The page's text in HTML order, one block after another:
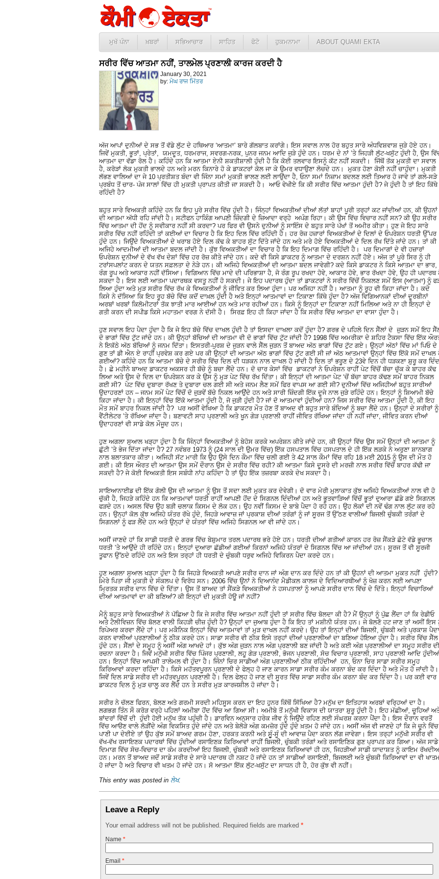
ਮੁਖੱ ਪੰਨਾ ਖ਼ਬਰਾਂ ਸਭਿਆਚਾਰ ਸਾਹਿਤ ਫੋਟੋ ਹੁਕਮਨਾਮਾ ABOUT QUAMI EKTA
ਸਰੀਰ ਵਿੱਚ ਆਤਮਾ ਨਹੀਂ, ਤਾਲਮੇਲ ਪ੍ਰਣਾਲੀ ਕਾਰਜ ਕਰਦੀ ਹੈ
January 30, 2021
by: ਮੇਘ ਰਾਜ ਮਿੱਤਰ
ਅੱਜ ਆਪਾਂ ਦੁਨੀਆਂ ਦੇ ਸਭ ਤੋਂ ਵੱਡੇ ਲੁੱਟ ਦੇ ਹਥਿਆਰ ‘ਆਤਮਾ’ ਬਾਰੇ ਗੱਲਬਾਤ ਕਰਾਂਗੇ। ਇਸ ਸਵਾਲ ਨਾਲ ਹੋਰ ਬਹੁਤ ਸਾਰੇ ਅੰਧਵਿਸ਼ਵਾਸ਼ ਜੁੜੇ ਹੋਏ ਹਨ।
ਜਿਵੇਂ ਮੁਕਤੀ, ਭੂਤਾਂ, ਪ੍ਰੇਤਾਂ, ਯਮਦੂਤ, ਧਰਮਰਾਜ, ਸਵਰਗ-ਨਰਕ, ਪੁਨਰ ਜਨਮ ਆਦਿ ਜੁੜੇ ਹੁੰਦੇ ਹਨ। ਧਰਮ ਦੇ ਨਾਂ ’ਤੇ ਜਿਹੜੀ ਲੁੱਟ-ਖਸੁੱਟ ਹੁੰਦੀ ਹੈ, ਉਸ
ਆਤਮਾ ਦਾ ਵੱਡਾ ਰੋਲ ਹੈ। ਕਹਿੰਦੇ ਹਨ ਕਿ ਆਤਮਾ ਏਨੀ ਸ਼ਕਤੀਸ਼ਾਲੀ ਹੁੰਦੀ ਹੈ ਕਿ ਕੋਈ ਤਲਵਾਰ ਇਸਨੂੰ ਕੱਟ ਨਹੀਂ ਸਕਦੀ। ਜਿੱਥੋਂ ਤੱਕ ਮੁਕਤੀ ਦਾ ਸਵਾਲ
ਹੈ, ਕਰੋੜਾਂ ਲੋਕ ਮੁਕਤੀ ਭਾਲਦੇ ਹਨ ਅਤੇ ਮਰਨ ਕਿਨਾਰੇ ਹੋ ਕੇ ਡਾਕਟਰਾਂ ਕੋਲ ਜਾ ਕੇ ਉਮਰ ਵਧਾਉਣਾ ਲੋਚਦੇ ਹਨ। ਮੁਕਤ ਹੋਣਾ ਕੋਈ ਨਹੀਂ ਚਾਹੁੰਦਾ। ਮੁਕਤੀ
ਲੱਭਣ ਵਾਲਿਆਂ ਦਾ ਜੇ 10 ਪ੍ਰਤੀਸ਼ਤ ਬੰਦਾ ਵੀ ਜਿੰਨਾ ਸਮਾਂ ਮੁਕਤੀ ਭਾਲਣ ਲਈ ਲਾਉਂਦਾ ਹੈ, ਓਨਾ ਸਮਾਂ ਨਿਜ਼ਾਮ ਬਦਲਣ ਲਈ ਤਿਆਰ ਹੋ ਜਾਵੇ ਤਾਂ ਗਲੇ-ਸੜੇ
ਪ੍ਰਬੰਧ ਤੋਂ ਚਾਰ- ਪੰਜ ਸਾਲਾਂ ਵਿੱਚ ਹੀ ਮੁਕਤੀ ਪ੍ਰਾਪਤ ਕੀਤੀ ਜਾ ਸਕਦੀ ਹੈ। ਆਓ ਵੇਖੀਏ ਕਿ ਕੀ ਸਰੀਰ ਵਿੱਚ ਆਤਮਾ ਹੁੰਦੀ ਹੈ? ਜੇ ਹੁੰਦੀ ਹੈ ਤਾਂ ਇਹ ਕਿੱਥੇ
ਰਹਿੰਦੀ ਹੈ?
ਬਹੁਤ ਸਾਰੇ ਵਿਅਕਤੀ ਕਹਿੰਦੇ ਹਨ ਕਿ ਇਹ ਪੂਰੇ ਸਰੀਰ ਵਿੱਚ ਹੁੰਦੀ ਹੈ। ਜਿੰਨ੍ਹਾਂ ਵਿਅਕਤੀਆਂ ਦੀਆਂ ਲੱਤਾਂ ਬਾਹਾਂ ਪੂਰੀ ਤਰ੍ਹਾਂ ਕਟ ਜਾਂਦੀਆਂ ਹਨ, ਕੀ ਉਹਨਾਂ
ਦੀ ਆਤਮਾ ਅੱਧੀ ਰਹਿ ਜਾਂਦੀ ਹੈ। ਸਟੀਫਨ ਹਾਕਿੰਗ ਆਪਣੀ ਜ਼ਿੰਦਗੀ ਦੇ ਜ਼ਿਆਦਾ ਵਰ੍ਹੇ ਅਪੰਗ ਰਿਹਾ। ਕੀ ਉਸ ਵਿੱਚ ਵਿਚਾਰ ਨਹੀਂ ਸਨ? ਕੀ ਉਹ ਸਰੀਰ
ਵਿੱਚ ਆਤਮਾ ਦੀ ਹੋਂਦ ਨੂੰ ਸਵੀਕਾਰ ਨਹੀਂ ਸੀ ਕਰਦਾ? ਪਰ ਫਿਰ ਵੀ ਉਸਨੇ ਦੁਨੀਆਂ ਨੂੰ ਸਾਇੰਸ ਦੇ ਬਹੁਤ ਸਾਰੇ ਪੱਖਾਂ ਤੋਂ ਅਮੀਰ ਕੀਤਾ। ਹੁਣ ਜੇ ਇਹ ਸਾਰੇ
ਸਰੀਰ ਵਿੱਚ ਨਹੀਂ ਰਹਿੰਦੀ ਤਾਂ ਕਈਆਂ ਦਾ ਵਿਚਾਰ ਹੈ ਕਿ ਇਹ ਦਿਲ ਵਿੱਚ ਰਹਿੰਦੀ ਹੈ। ਹਰ ਰੋਜ਼ ਹਜ਼ਾਰਾਂ ਵਿਅਕਤੀਆਂ ਦੇ ਦਿਲਾਂ ਦੇ ਓਪਰੇਸ਼ਨ ਧਰਤੀ ਉੱਪਰ
ਹੁੰਦੇ ਹਨ। ਜਿਉਂਦੇ ਵਿਅਕਤੀਆਂ ਦੇ ਖਰਾਬ ਹੋਏ ਦਿਲ ਕੱਢ ਕੇ ਬਾਹਰ ਸੁੱਟ ਦਿੱਤੇ ਜਾਂਦੇ ਹਨ ਅਤੇ ਮਰੇ ਹੋਏ ਵਿਅਕਤੀਆਂ ਦੇ ਦਿਲ ਰੱਖ ਦਿੱਤੇ ਜਾਂਦੇ ਹਨ। ਤਾਂ ਕੀ
ਅਜਿਹੇ ਆਦਮੀਆਂ ਦੀ ਆਤਮਾ ਬਦਲ ਜਾਂਦੀ ਹੈ। ਕੁੱਝ ਵਿਅਕਤੀਆਂ ਦਾ ਵਿਚਾਰ ਹੈ ਕਿ ਇਹ ਦਿਮਾਗ ਵਿੱਚ ਰਹਿੰਦੀ ਹੈ। ਪਰ ਦਿਮਾਗਾਂ ਦੇ ਵੀ ਹਜ਼ਾਰਾਂ
ਓਪਰੇਸ਼ਨ ਦੁਨੀਆਂ ਦੇ ਵੱਖ ਵੱਖ ਦੇਸ਼ਾਂ ਵਿੱਚ ਹਰ ਰੋਜ਼ ਕੀਤੇ ਜਾਂਦੇ ਹਨ। ਕਦੇ ਵੀ ਕਿਸੇ ਡਾਕਟਰ ਨੂੰ ਆਤਮਾ ਦੇ ਦਰਸ਼ਨ ਨਹੀਂ ਹੋਏ। ਅੱਜ ਤਾਂ ਪੂਰੇ ਸਿਰ ਨੂੰ ਹੀ
ਟਰਾਂਸਪਲਾਂਟ ਕਰਨ ਦੇ ਯਤਨ ਸਫ਼ਲਤਾ ਦੇ ਨੇੜੇ ਹਨ। ਕੀ ਅਜਿਹੇ ਵਿਅਕਤੀਆਂ ਦੀ ਆਤਮਾ ਬਦਲ ਜਾਵੇਗੀ? ਕਦੇ ਕਿਸੇ ਡਾਕਟਰ ਨੇ ਕਿਸੇ ਆਤਮਾ ਦਾ ਭਾਰ,
ਰੰਗ ਰੂਪ ਅਤੇ ਆਕਾਰ ਨਹੀਂ ਦੱਸਿਆ। ਵਿਗਿਆਨ ਵਿੱਚ ਮਾਦੇ ਦੀ ਪਰਿਭਾਸ਼ਾ ਹੈ, ਜੋ ਰੰਗ ਰੂਪ ਰਖਦਾ ਹੋਵੇ, ਆਕਾਰ ਹੋਵੇ, ਭਾਰ ਰੱਖਦਾ ਹੋਵੇ, ਉਹ ਹੀ ਪਦਾਰਥ
ਸਕਦਾ ਹੈ। ਇਸ ਲਈ ਆਤਮਾ ਪਦਾਰਥਕ ਵਸਤੂ ਨਹੀਂ ਹੋ ਸਕਦੀ। ਜੇ ਇਹ ਪਦਾਰਥ ਹੁੰਦਾ ਤਾਂ ਡਾਕਟਰਾਂ ਨੇ ਸਰੀਰ ਵਿੱਚੋਂ ਨਿਕਲਣ ਸਮੇਂ ਇਸ (ਆਤਮਾ) ਨੂੰ
ਲਿਆ ਹੁੰਦਾ ਅਤੇ ਮੁੜ ਸਰੀਰ ਵਿੱਚ ਰੱਖ ਕੇ ਵਿਅਕਤੀਆਂ ਨੂੰ ਜੀਵਿਤ ਕਰ ਲਿਆ ਹੁੰਦਾ। ਪਰ ਅਜਿਹਾ ਨਹੀਂ ਹੈ। ਆਤਮਾ ਨੂੰ ਰੂਹ ਵੀ ਕਿਹਾ ਜਾਂਦਾ ਹੈ। ਕਦੇ
ਕਿਸੇ ਨੇ ਦੱਸਿਆ ਕਿ ਇਹ ਰੂਹ ਬੱਚੇ ਵਿੱਚ ਕਦੋਂ ਦਾਖ਼ਲ ਹੁੰਦੀ ਹੈ ਅਤੇ ਇਨ੍ਹਾਂ ਆਤਮਾਵਾਂ ਦਾ ਟਿਕਾਣਾ ਕਿੱਥੇ ਹੁੰਦਾ ਹੈ? ਅੱਜ ਵਿਗਿਆਨਕਾਂ ਦੀਆਂ ਦੂਰਬੀਨਾਂ
ਅਰਬਾਂ ਖਰਬਾਂ ਕਿਲੋਮੀਟਰਾਂ ਤੱਕ ਝਾਤੀ ਮਾਰ ਆਈਆਂ ਹਨ ਅਤੇ ਮਾਰ ਰਹੀਆਂ ਹਨ। ਕਿਸੇ ਨੂੰ ਇਨ੍ਹਾਂ ਦਾ ਟਿਕਾਣਾ ਨਹੀਂ ਮਿਲਿਆ ਅਤੇ ਨਾ ਹੀ ਇਨ੍ਹਾਂ ਦੇ
ਗਤੀ ਕਰਨ ਦੀ ਸਪੀਡ ਕਿਸੇ ਮਹਾਤਮਾ ਵਰਗ ਨੇ ਦੱਸੀ ਹੈ। ਸਿਰਫ਼ ਇਹ ਹੀ ਕਿਹਾ ਜਾਂਦਾ ਹੈ ਕਿ ਸਰੀਰ ਵਿੱਚ ਆਤਮਾ ਦਾ ਵਾਸਾ ਹੁੰਦਾ ਹੈ।
ਹੁਣ ਸਵਾਲ ਇਹ ਪੈਦਾ ਹੁੰਦਾ ਹੈ ਕਿ ਜੇ ਇਹ ਬੱਚੇ ਵਿੱਚ ਦਾਖਲ ਹੁੰਦੀ ਹੈ ਤਾਂ ਇਸਦਾ ਦਾਖਲਾ ਕਦੋਂ ਹੁੰਦਾ ਹੈ? ਗਰਭ ਦੇ ਪਹਿਲੇ ਦਿਨ ਸੈੱਲਾਂ ਦੇ ਜੁੜਨ ਸਮੇਂ ਇਹ
ਦੋ ਭਾਗਾਂ ਵਿੱਚ ਟੁੱਟ ਜਾਂਦੇ ਹਨ। ਕੀ ਉਨ੍ਹਾਂ ਬੱਚਿਆਂ ਦੀ ਆਤਮਾ ਵੀ ਦੋ ਭਾਗਾਂ ਵਿੱਚ ਟੁੱਟ ਜਾਂਦੀ ਹੈ? 1998 ਵਿੱਚ ਅਮਰੀਕਾ ਦੇ ਸ਼ਹਿਰ ਟੈਕਸਾ ਵਿੱਚ ਇੱਕ
ਨੇ ਇਕੱਠੇ ਅੱਠ ਬੱਚਿਆਂ ਨੂੰ ਜਨਮ ਦਿੱਤਾ। ਇਸਤਰੀ-ਪੁਰਸ਼ ਦੇ ਜੁੜਨ ਵਾਲੇ ਸੈੱਲ ਜੁੜਨ ਤੋਂ ਬਾਅਦ ਅੱਠ ਭਾਗਾਂ ਵਿੱਚ ਟੁੱਟ ਗਏ। ਉਨ੍ਹਾਂ ਅੱਠਾਂ ਵਿੱਚ ਮਾਂ ਪਿਓ ਦੇ
ਗੁਣ ਤਾਂ ਡੀ ਐਨ ਏ ਰਾਹੀਂ ਪ੍ਰਵੇਸ਼ ਕਰ ਗਏ ਪਰ ਕੀ ਉਨ੍ਹਾਂ ਦੀ ਆਤਮਾ ਅੱਠ ਭਾਗਾਂ ਵਿੱਚ ਟੁੱਟ ਗਈ ਸੀ ਜਾਂ ਅੱਠ ਆਤਮਾਵਾਂ ਉਨ੍ਹਾਂ ਵਿੱਚ ਇੱਕੋ ਸਮੇਂ ਦਾਖਲ
ਗਈਆਂ? ਕਹਿੰਦੇ ਹਨ ਕਿ ਆਤਮਾ ਬੱਚੇ ਦੇ ਸਰੀਰ ਵਿੱਚ ਦਿਲ ਦੀ ਧੜਕਨ ਨਾਲ ਦਾਖਲ ਹੋ ਜਾਂਦੀ ਹੈ ਦਿਲ ਤਾਂ ਭਰੂਣ ਦੇ 23ਵੇ ਦਿਨ ਹੀ ਧੜਕਣਾ ਸ਼ੁਰੂ ਕਰ
ਹੈ। ਛੇ ਮਹੀਨੇ ਬਾਅਦ ਡਾਕਟਰ ਅਕਸਰ ਹੀ ਬੱਚੇ ਨੂੰ ਬਚਾ ਲੈਂਦੇ ਹਨ। ਦੋ ਚਾਰ ਕੇਸਾਂ ਵਿੱਚ ਡਾਕਟਰਾਂ ਨੇ ਓਪਰੇਸ਼ਨ ਰਾਹੀਂ ਪੇਟ ਵਿੱਚੋਂ ਬੱਚਾ ਚੁੱਕ ਕੇ ਬਾਹਰ ਕੱਢ
ਲਿਆ ਅਤੇ ਉਸ ਦੇ ਦਿਲ ਦਾ ਓਪਰੇਸ਼ਨ ਕਰ ਕੇ ਉਸ ਨੂੰ ਮੁੜ ਪੇਟ ਵਿੱਚ ਰੱਖ ਦਿੱਤਾ। ਕੀ ਇਨ੍ਹਾਂ ਦੀ ਆਤਮਾ ਪੇਟ ‘ਚੋਂ ਬੱਚਾ ਬਾਹਰ ਕੱਢਣ ਸਮੇਂ ਬਾਹਰ ਨਿਕਲ
ਗਈ ਸੀ? ਪੇਟ ਵਿੱਚ ਦੁਬਾਰਾ ਰੱਖਣ ਤੇ ਦੁਬਾਰਾ ਚਲ ਗਈ ਸੀ ਅਤੇ ਜਨਮ ਲੈਣ ਸਮੇਂ ਫਿਰ ਵਾਪਸ ਆ ਗਈ ਸੀ? ਦੁਨੀਆਂ ਵਿੱਚ ਅਜਿਹੀਆਂ ਬਹੁਤ ਸਾਰੀਆਂ
ਉਦਾਹਰਣਾਂ ਹਨ – ਜਨਮ ਸਮੇਂ ਪੇਟ ਵਿੱਚੋਂ ਦੋ ਜੁੜਵੇਂ ਬੱਚੇ ਨਿਕਲ ਆਉਂਦੇ ਹਨ ਅਤੇ ਸਾਰੀ ਜ਼ਿੰਦਗੀ ਇੱਕ ਦੂਜੇ ਨਾਲ ਜੁੜੇ ਰਹਿੰਦੇ ਹਨ। ਇਨ੍ਹਾਂ ਨੂੰ ਸ਼ਿਆਮੀ ਬੱਚੇ
ਕਿਹਾ ਜਾਂਦਾ ਹੈ। ਕੀ ਇਨ੍ਹਾਂ ਵਿੱਚ ਇੱਕੋ ਆਤਮਾ ਹੁੰਦੀ ਹੈ, ਜੋ ਜੁੜੀ ਹੁੰਦੀ ਹੈ? ਜਾਂ ਦੋ ਆਤਮਾਵਾਂ ਹੁੰਦੀਆਂ ਹਨ? ਜਿਸ ਸਰੀਰ ਵਿੱਚ ਆਤਮਾ ਹੁੰਦੀ ਹੈ, ਕੀ ਇਹ
ਮੌਤ ਸਮੇਂ ਬਾਹਰ ਨਿਕਲ ਜਾਂਦੀ ਹੈ? ਪਰ ਅਸੀਂ ਵੇਖਿਆ ਹੈ ਕਿ ਡਾਕਟਰ ਮੌਤ ਹੋਣ ਤੋਂ ਬਾਅਦ ਵੀ ਬਹੁਤ ਸਾਰੇ ਬੰਦਿਆਂ ਨੂੰ ਬਚਾ ਲੈਂਦੇ ਹਨ। ਉਨ੍ਹਾਂ ਦੇ ਸਰੀਰਾਂ ਨੂੰ
ਵੈਂਟੀਲੇਟਰ ’ਤੇ ਰੱਖਿਆ ਜਾਂਦਾ ਹੈ। ਬਣਾਵਟੀ ਸਾਹ ਪ੍ਰਣਾਲੀ ਅਤੇ ਖੂਨ ਗੇੜ ਪ੍ਰਣਾਲੀ ਰਾਹੀਂ ਜੀਵਿਤ ਰੱਖਿਆ ਜਾਂਦਾ ਹੀ ਨਹੀਂ ਜਾਂਦਾ, ਜੀਵਿਤ ਕਰਨ ਦੀਆਂ
ਉਦਾਹਰਣਾਂ ਵੀ ਸਾਡੇ ਕੋਲ ਮੌਜੂਦ ਹਨ।
ਹੁਣ ਅਗਲਾ ਸੁਆਲ ਖੜ੍ਹਾ ਹੁੰਦਾ ਹੈ ਕਿ ਜਿੰਨ੍ਹਾਂ ਵਿਅਕਤੀਆਂ ਨੂੰ ਬੇਹੋਸ ਕਰਕੇ ਅਪਰੇਸ਼ਨ ਕੀਤੇ ਜਾਂਦੇ ਹਨ, ਕੀ ਉਨ੍ਹਾਂ ਵਿੱਚ ਉਸ ਸਮੇਂ ਉਨ੍ਹਾਂ ਦੀ ਆਤਮਾ ਨੂੰ
ਛੁੱਟੀ ’ਤੇ ਭੇਜ ਦਿੱਤਾ ਜਾਂਦਾ ਹੈ? 27 ਨਵੰਬਰ 1973 ਨੂੰ (24 ਸਾਲ ਦੀ ਉਮਰ ਵਿੱਚ) ਇੱਕ ਹਸਪਤਾਲ ਵਿੱਚ ਹਸਪਤਾਲ ਦੇ ਹੀ ਇੱਕ ਲੜਕੇ ਨੇ ਅਰੁਣਾ ਸ਼ਾਨਬਾਗ
ਨਾਲ ਬਲਾਤਕਾਰ ਕੀਤਾ। ਅਜਿਹੀ ਸੱਟ ਮਾਰੀ ਕਿ ਉਹ ਉਸੇ ਦਿਨ ਕੌਮਾ ਵਿੱਚ ਚਲੀ ਗਈ ਤੇ 42 ਸਾਲ ਕੌਮਾਂ ਵਿੱਚ ਰਹਿ 18 ਮਈ 2015 ਨੂੰ ਉਸ ਦੀ ਮੌਤ ਹੋ
ਗਈ। ਕੀ ਇਸ ਔਰਤ ਦੀ ਆਤਮਾ ਉਸ ਸਮੇਂ ਦੌਰਾਨ ਉਸ ਦੇ ਸਰੀਰ ਵਿੱਚ ਰਹੀ? ਕੀ ਆਤਮਾ ਕਿਸੇ ਦੂਸਰੇ ਦੀ ਮਰਜ਼ੀ ਨਾਲ ਸਰੀਰ ਵਿੱਚੋਂ ਬਾਹਰ ਕੱਢੀ ਜਾ
ਸਕਦੀ ਹੈ? ਜੇ ਕੋਈ ਵਿਅਕਤੀ ਇਸ ਸਬੰਧੀ ਨਾਂਹ ਕਹਿੰਦਾ ਹੈ ਤਾਂ ਉਹ ਇੱਕ ਤਜ਼ਰਬਾ ਕਰਕੇ ਦੇਖ ਸਕਦਾ ਹੈ।
ਸਾਇਆਨਾਈਡ ਦੀ ਇੱਕ ਗੋਲੀ ਉਸ ਦੀ ਆਤਮਾ ਨੂੰ ਉਸ ਤੋਂ ਸਦਾ ਲਈ ਮੁਕਤ ਕਰ ਦੇਵੇਗੀ। ਦੋ ਵਾਰ ਮੇਰੀ ਮੁਲਾਕਾਤ ਕੁੱਝ ਅਜਿਹੇ ਵਿਅਕਤੀਆਂ ਨਾਲ ਵੀ ਹੋ
ਚੁੱਕੀ ਹੈ, ਜਿਹੜੇ ਕਹਿੰਦੇ ਹਨ ਕਿ ਆਤਮਾਵਾਂ ਧਰਤੀ ਰਾਹੀਂ ਆਪਣੀ ਹੋਂਦ ਦੇ ਸਿਗਨਲ ਦਿੰਦੀਆਂ ਹਨ ਅਤੇ ਭੂਤਵਾੜਿਆਂ ਵਿੱਚੋਂ ਭੂਤਾਂ ਦੁਆਰਾ ਛੱਡੇ ਗਏ ਸਿਗਨਲ
ਫੜਦੇ ਹਨ। ਅਸਲ ਵਿੱਚ ਉਹ ਬੜੀ ਚਲਾਕ ਕਿਸਮ ਦੇ ਲੋਕ ਹਨ। ਉਹ ਨਵੀਂ ਕਿਸਮ ਦੇ ਬਾਬੇ ਪੈਦਾ ਹੋ ਰਹੇ ਹਨ। ਉਹ ਲੋਕਾਂ ਦੀ ਨਵੇਂ ਢੰਗ ਨਾਲ ਲੁੱਟ ਕਰ ਰਹੇ
ਹਨ। ਉਨ੍ਹਾਂ ਕੋਲ ਕੁੱਝ ਅਜਿਹੇ ਯੰਤਰ ਰੱਖੇ ਹੁੰਦੇ, ਜਿਹੜੇ ਆਵਾਜ਼ ਜਾਂ ਪ੍ਰਕਾਸ਼ ਦੀਆਂ ਤਰੰਗਾਂ ਨੂੰ ਜਾਂ ਸੂਰਜ ਤੋਂ ਉੱਠਣ ਵਾਲੀਆਂ ਬਿਜਲੀ ਚੁੰਬਕੀ ਤਰੰਗਾਂ ਦੇ
ਸਿਗਨਲਾਂ ਨੂੰ ਫੜ ਲੈਂਦੇ ਹਨ ਅਤੇ ਉਨ੍ਹਾਂ ਦੇ ਯੰਤਰਾਂ ਵਿੱਚ ਅਜਿਹੇ ਸਿਗਨਲ ਆ ਵੀ ਜਾਂਦੇ ਹਨ।
ਅਸੀਂ ਜਾਣਦੇ ਹਾਂ ਕਿ ਸਾਡੀ ਧਰਤੀ ਦੇ ਗਰਭ ਵਿੱਚ ਬੇਸ਼ੁਮਾਰ ਤਰਲ ਪਦਾਰਥ ਭਰੇ ਹੋਏ ਹਨ। ਧਰਤੀ ਦੀਆਂ ਗਤੀਆਂ ਕਾਰਨ ਹਰ ਰੋਜ਼ ਸੈਂਕੜੇ ਛੋਟੇ ਵੱਡੇ ਭੂਚਾਲ
ਧਰਤੀ ’ਤੇ ਆਉਂਦੇ ਹੀ ਰਹਿੰਦੇ ਹਨ। ਇਨ੍ਹਾਂ ਦੁਆਰਾ ਛੱਡੀਆਂ ਗਈਆਂ ਕਿਰਨਾਂ ਅਜਿਹੇ ਯੰਤਰਾਂ ਦੇ ਸਿਗਨਲ ਵਿੱਚ ਆ ਜਾਂਦੀਆਂ ਹਨ। ਸੂਰਜ ਤੋਂ ਵੀ ਸੂਰਜੀ
ਤੂਫਾਨ ਉੱਠਦੇ ਰਹਿੰਦੇ ਹਨ ਅਤੇ ਇਸ ਤਰ੍ਹਾਂ ਹੀ ਧਰਤੀ ਦੇ ਚੁੰਬਕੀ ਧਰੁਵ ਅਜਿਹੇ ਵਿਕਿਰਨ ਪੈਦਾ ਕਰਦੇ ਹਨ।
ਹੁਣ ਅਗਲਾ ਸੁਆਲ ਖੜ੍ਹਾ ਹੁੰਦਾ ਹੈ ਕਿ ਜਿਹੜੇ ਵਿਅਕਤੀ ਆਪਣੇ ਸਰੀਰ ਦਾਨ ਜਾਂ ਅੰਗ ਦਾਨ ਕਰ ਦਿੰਦੇ ਹਨ ਤਾਂ ਕੀ ਉਹਨਾਂ ਦੀ ਆਤਮਾ ਮੁਕਤ ਨਹੀਂ ਹੁੰਦੀ?
Îਮੇਰੇ ਪਿਤਾ ਜੀ ਮੁਕਤੀ ਦੇ ਸੰਕਲਪ ਦੇ ਵਿਰੋਧ ਸਨ। 2006 ਵਿੱਚ ਉਨਾਂ ਨੇ ਦਿਆਨੰਦ ਮੈਡੀਕਲ ਕਾਲਜ ਦੇ ਵਿਦਿਆਰਥੀਆਂ ਨੂੰ ਖੋਜ਼ ਕਰਨ ਲਈ ਆਪਣਾ
ਮ੍ਰਿਤਕ ਸਰੀਰ ਦਾਨ ਵਿੱਚ ਦੇ ਦਿੱਤਾ। ਉਸ ਤੋਂ ਬਾਅਦ ਤਾਂ ਸੈਂਕੜੇ ਵਿਅਕਤੀਆਂ ਨੇ ਹਸਪਤਾਲਾਂ ਨੂੰ ਆਪਣੇ ਸਰੀਰ ਦਾਨ ਵਿੱਚ ਦੇ ਦਿੱਤੇ। ਇਨ੍ਹਾਂ ਵਿਚਾਰਿਆਂ
ਦੀਆਂ ਆਤਮਾਵਾਂ ਦਾ ਕੀ ਬਣਿਆਂ? ਕੀ ਇਨ੍ਹਾਂ ਦੀ ਮੁਕਤੀ ਹੋਊ ਜਾਂ ਨਹੀਂ?
ਮੈਨੂੰ ਬਹੁਤ ਸਾਰੇ ਵਿਅਕਤੀਆਂ ਨੇ ਪੱਛਿਆ ਹੈ ਕਿ ਜੇ ਸਰੀਰ ਵਿੱਚ ਆਤਮਾ ਨਹੀਂ ਹੁੰਦੀ ਤਾਂ ਸਰੀਰ ਵਿੱਚ ਬੋਲਦਾ ਕੀ ਹੈ? ਮੈਂ ਉਨ੍ਹਾਂ ਨੂੰ ਪੁੱਛ ਲੈਂਦਾ ਹਾਂ ਕਿ ਰੇਡੀਓ
ਅਤੇ ਟੈਲੀਵਿਜ਼ਨ ਵਿੱਚ ਬੋਲਣ ਵਾਲੀ ਕਿਹੜੀ ਚੀਜ਼ ਹੁੰਦੀ ਹੈ? ਉਨ੍ਹਾਂ ਦਾ ਜੁਆਬ ਹੁੰਦਾ ਹੈ ਕਿ ਇਹ ਤਾਂ ਮਸ਼ੀਨੀ ਯੰਤਰ ਹਨ। ਜੇ ਬੋਲਣੋ ਹਟ ਜਾਣ ਤਾਂ ਅਸੀਂ ਇਸ
ਰਿਪੇਅਰ ਕਰਵਾ ਲੈਂਦੇ ਹਾਂ। ਪਰ ਮਕੈਨਿਕ ਇਨ੍ਹਾਂ ਵਿੱਚ ਆਤਮਾਵਾਂ ਤਾਂ ਮੁੜ ਦਾਖਲ ਨਹੀਂ ਕਰਦੇ। ਉਹ ਤਾਂ ਇਨ੍ਹਾਂ ਦੀਆਂ ਬਿਜਲੀ, ਚੁੰਬਕੀ ਅਤੇ ਪ੍ਰਕਾਸ਼ ਪੈਦਾ
ਕਰਨ ਵਾਲੀਆਂ ਪ੍ਰਣਾਲੀਆਂ ਨੂੰ ਠੀਕ ਕਰਦੇ ਹਨ। ਸਾਡਾ ਸਰੀਰ ਵੀ ਠੀਕ ਇਸੇ ਤਰ੍ਹਾਂ ਦੀਆਂ ਪ੍ਰਣਾਲੀਆਂ ਦਾ ਬਣਿਆ ਹੋਇਆ ਹੁੰਦਾ ਹੈ। ਸਰੀਰ ਵਿੱਚ ਸੈੱਲ
ਹੁੰਦੇ ਹਨ। ਸੈੱਲਾਂ ਦੇ ਸਮੂਹ ਨੂੰ ਅਸੀਂ ਅੰਗ ਆਖਦੇ ਹਾਂ। ਕੁੱਝ ਅੰਗ ਜੁੜਨ ਨਾਲ ਅੰਗ ਪ੍ਰਣਾਲੀ ਬਣ ਜਾਂਦੀ ਹੈ ਅਤੇ ਕਈ ਅੰਗ ਪ੍ਰਣਾਲੀਆਂ ਦਾ ਸਮੂਹ ਸਰੀਰ ਦੀ
ਰਚਨਾ ਕਰਦਾ ਹੈ। ਜਿਵੇਂ ਮਨੁੱਖੀ ਸਰੀਰ ਵਿੱਚ ਪਿੰਜਰ ਪ੍ਰਣਾਲੀ, ਲਹੂ ਗੇੜ ਪ੍ਰਣਾਲੀ, ਭੋਜਨ ਪ੍ਰਣਾਲੀ, ਸੋਚ ਵਿਚਾਰ ਪ੍ਰਣਾਲੀ, ਸਾਹ ਪ੍ਰਣਾਲੀ ਆਦਿ
ਹਨ। ਇਨ੍ਹਾਂ ਵਿੱਚ ਆਪਸੀ ਤਾਲੇਮਲ ਵੀ ਹੁੰਦਾ ਹੈ। ਜਿੰਨਾਂ ਚਿਰ ਸਾਡੀਆਂ ਅੰਗ ਪ੍ਰਣਾਲੀਆਂ ਠੀਕ ਰਹਿੰਦੀਆਂ ਹਨ, ਓਨਾ ਚਿਰ ਸਾਡਾ ਸਰੀਰ ਸਮੂਹ
ਕਿਰਿਆਵਾਂ ਕਰਦਾ ਰਹਿੰਦਾ ਹੈ। ਕਿਸੇ ਮਹੱਤਵਪੂਰਨ ਪ੍ਰਣਾਲੀ ਦੇ ਫੇਲ੍ਹ ਹੋ ਜਾਣ ਕਾਰਨ ਸਾਡਾ ਸਰੀਰ ਕੰਮ ਕਰਨਾ ਬੰਦ ਕਰ ਦਿੰਦਾ ਹੈ ਅਤੇ ਮੌਤ ਹੋ ਜਾਂਦੀ ਹੈ।
ਜਿਵੇਂ ਦਿਲ ਸਾਡੇ ਸਰੀਰ ਦੀ ਮਹੱਤਵਪੂਰਨ ਪ੍ਰਣਾਲੀ ਹੈ। ਦਿਲ ਫੇਲ੍ਹ ਹੋ ਜਾਣ ਦੀ ਸੂਰਤ ਵਿੱਚ ਸਾਡਾ ਸਰੀਰ ਕੰਮ ਕਰਨਾ ਬੰਦ ਕਰ ਦਿੰਦਾ ਹੈ। ਪਰ ਕਈ ਵਾਰ
ਡਾਕਟਰ ਦਿਲ ਨੂੰ ਮੁੜ ਚਾਲੂ ਕਰ ਲੈਂਦੇ ਹਨ ਤੇ ਸਰੀਰ ਮੁੜ ਕਾਰਜਸ਼ੀਲ ਹੋ ਜਾਂਦਾ ਹੈ।
ਸਰੀਰ ਨੇ ਚੱਲਣ ਫਿਰਨ, ਬੋਲਣ ਅਤੇ ਗਰਮੀ ਸਰਦੀ ਮਹਿਸੂਸ ਕਰਨ ਦਾ ਇਹ ਹੁਨਰ ਕਿੱਥੋਂ ਸਿੱਖਿਆ ਹੈ? ਮਨੁੱਖ ਦਾ ਇਤਿਹਾਸ ਅਰਬਾਂ ਵਰਿ੍ਹਆਂ ਦਾ ਹੈ।
ਲਗਭਗ ਤਿੰਨ ਸੌ ਕਰੋੜ ਵਰ੍ਹੇ ਪਹਿਲਾਂ ਅਮੀਬਾ ਹੋਂਦ ਵਿੱਚ ਆ ਗਿਆ ਸੀ। ਅਮੀਬੇ ਤੋਂ ਮਨੁੱਖੀ ਵਿਕਾਸ ਦੀ ਯਾਤਰਾ ਸ਼ੁਰੂ ਹੁੰਦੀ ਹੈ। ਇਹ ਮੱਛੀਆਂ, ਚੂਹਿਆਂ
ਬਾਂਦਰਾਂ ਵਿੱਚੋਂ ਦੀ ਹੁੰਦੀ ਹੋਈ ਮਨੁੱਖ ਤੱਕ ਪਹੁੰਚੀ ਹੈ। ਡਾਰਵਿਨ ਅਨੁਸਾਰ ਹਰੇਕ ਜੀਵ ਨੂੰ ਜਿਉਂਦੇ ਰਹਿਣ ਲਈ ਸੰਘਰਸ਼ ਕਰਨਾ ਪੈਂਦਾ ਹੈ। ਇਸ ਦੌਰਾਨ ਵਰਤੋਂ
ਵਿੱਚ ਆੳਣ ਵਾਲੇ ਲੋੜੀਂਦੇ ਅੰਗ ਵਿਕਸਿਤ ਹੁੰਦੇ ਜਾਂਦੇ ਹਨ ਅਤੇ ਬੇਲੋੜੇ ਅੰਗ ਕਮਜ਼ੋਰ ਹੁੰਦੇ ਹੁੰਦੇ ਖ਼ਤਮ ਹੋ ਜਾਂਦੇ ਹਨ। ਅਸੀਂ ਅੱਜ ਵੀ ਜਾਣਦੇ ਹਾਂ ਕਿ ਜੇ ਚੂਨੇ ਵਿੱਚ
ਪਾਣੀ ਪਾ ਦੇਈਏ ਤਾਂ ਉਹ ਕੁੱਝ ਸਮੇਂ ਬਾਅਦ ਗਰਮ ਹੋਣਾ, ਹਰਕਤ ਕਰਨੀ ਅਤੇ ਸੂੂੰ-ਸੂੰ ਦੀ ਆਵਾਜ਼ ਪੈਦਾ ਕਰਨ ਲੱਗ ਜਾਵੇਗਾ। ਇਸ ਤਰ੍ਹਾਂ ਮਨੁੱਖੀ ਸਰੀਰ ਵੀ
ਵੱਖ-ਵੱਖ ਰਸਾਇਣਕ ਪਦਾਰਥਾਂ ਵਿੱਚ ਹੁੰਦੀਆਂ ਰਸਾਇਣਕ ਕਿਰਿਆਵਾਂ ਰਾਹੀਂ ਬਿਜਲੀ, ਚੁੰਬਕੀ ਤਰੰਗਾਂ ਅਤੇ ਰਸਾਇਣਿਕ ਗੁਣ ਪ੍ਰਾਪਤ ਕਰ ਗਿਆ। ਅੱਜ ਸਾਡੇ
ਦਿਮਾਗ ਵਿੱਚ ਸੋਚ-ਵਿਚਾਰ ਦਾ ਕੰਮ ਕਰਦੀਆਂ ਇਹ ਬਿਜਲੀ, ਚੁੰਬਕੀ ਅਤੇ ਰਸਾਇਣਕ ਕਿਰਿਆਵਾਂ ਹੀ ਹਨ, ਜਿਹੜੀਆਂ ਸਾਡੀ ਯਾਦਾਸ਼ਤ ਨੂੰ ਕਾਇਮ
ਹਨ। ਮਰਨ ਤੋਂ ਬਾਅਦ ਜਦੋਂ ਸਾਡੇ ਸਰੀਰ ਦੇ ਸਾਰੇ ਪਦਾਰਥ ਹੀ ਨਸ਼ਟ ਹੋ ਜਾਂਦੇ ਹਨ ਤਾਂ ਸਾਡੀਆਂ ਰਸਾਇਣੀ, ਬਿਜਲਈ ਅਤੇ ਚੁੰਬਕੀ ਕਿਰਿਆਵਾਂ ਦਾ ਵੀ
ਹੋ ਜਾਂਦਾ ਹੈ ਅਤੇ ਵਿਚਾਰ ਵੀ ਖਤਮ ਹੋ ਜਾਂਦੇ ਹਨ। ਸੋ ਆਤਮਾ ਇੱਕ ਲੁੱਟ-ਖਸੁੱਟ ਦਾ ਸਾਧਨ ਹੀ ਹੈ, ਹੋਰ ਕੁੱਝ ਵੀ ਨਹੀਂ।
This entry was posted in ਲੇਖ.
Leave a Reply
Your email address will not be published. Required fields are marked *
Name *
Email *